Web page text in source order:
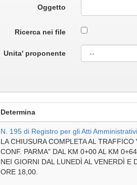
Oggetto
Ricerca nei file
Unita' proponente
Determina
N. 195 di Registro per gli Atti
LA CHIUSURA COMPLETA AL
CONF. PARMA" DAL KM 0+00 AL KM
NEI GIORNI DAL LUNEDÌ AL VENERDÌ
ORE 18,00.